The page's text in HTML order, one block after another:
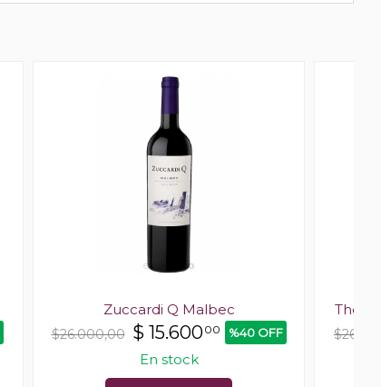
Zuccardi Q Malbec
$26.000,00 $ 15.60000 %40 OFF
En stock
The